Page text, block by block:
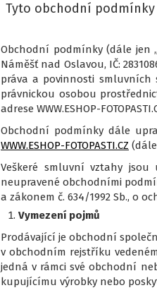
Tyto obchodní
Obchodní podmínky (dále jen „
Náměšť nad Oslavou, IČ:
práva a povinnosti
právnickou osobou
adrese WWW.ESHOP-
Obchodní podmínky dále
WWW.ESHOP-FOTOPASTI.CZ
Veškeré smluvní vztahy
neupravené obchodními
a zákonem č. 634/1992 Sb., o
Vymezení pojmů
Prodávající je obchodní
v obchodním rejstříku
jedná v rámci své obchodní
kupujícímu výrobky nebo